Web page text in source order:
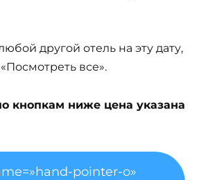
другой отель на эту дату,
все».
кнопкам ниже цена указана
pointer-o»